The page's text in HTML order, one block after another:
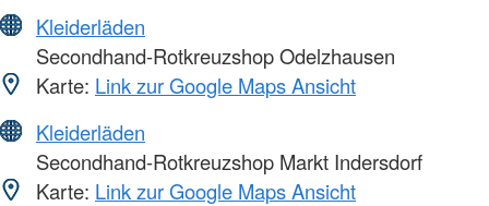
Kleiderläden
Secondhand-Rotkreuzshop Odelzhausen
Karte: Link zur Google Maps Ansicht
Kleiderläden
Secondhand-Rotkreuzshop Markt Indersdorf
Karte: Link zur Google Maps Ansicht